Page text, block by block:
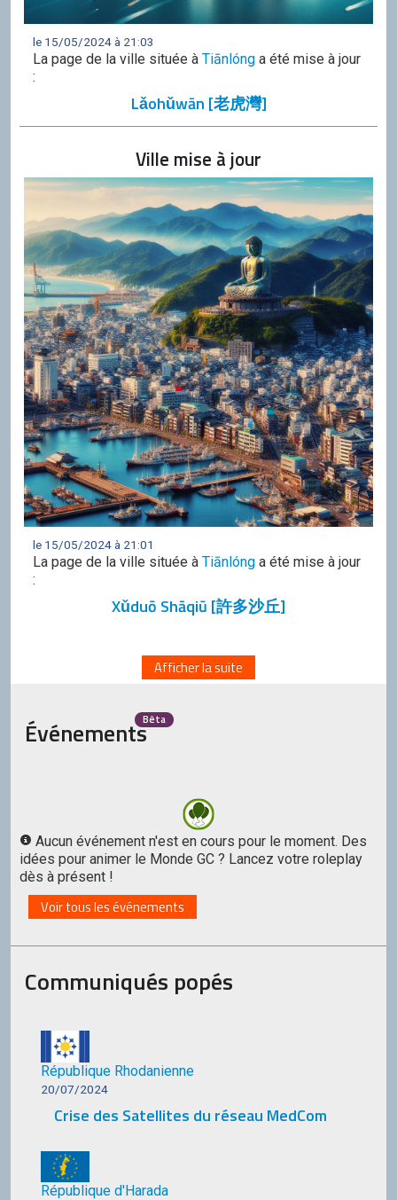
le 15/05/2024 à 21:03
La page de la ville située à Tiānlóng a été mise à jour
:
Lǎohǔwān [老虎灣]
Ville mise à jour
le 15/05/2024 à 21:01
La page de la ville située à Tiānlóng a été mise à jour
:
Xǔduō Shāqiū [許多沙丘]
Afficher la suite
ÉvénementsBêta
Aucun événement n'est en cours pour le moment. Des
idées pour animer le Monde GC ? Lancez votre roleplay
dès à présent !
Voir tous les événements
Communiqués popés
République Rhodanienne
20/07/2024
Crise des Satellites du réseau MedCom
République d'Harada